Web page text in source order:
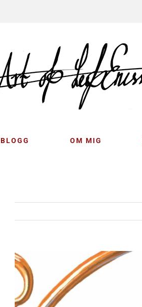
BLOGG OM MIG
Visa
större
bild